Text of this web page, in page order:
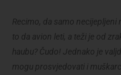
Recimo, da samo
to da avion leti, a teži je od
haubu? Čudo! Jednako je
mogu prosvjedovati i